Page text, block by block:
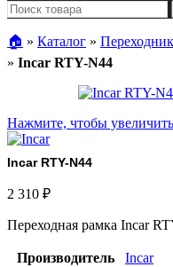
🏠︎ » Каталог »
» Incar RTY-N44
Нажмите, чтобы увеличить
Incar RTY-N44
2 310 ₽
Переходная рамка Incar
Производитель
Incar